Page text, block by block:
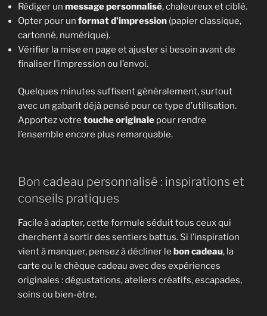
Rédiger un message personnalisé, chaleureux et ciblé.
Opter pour un format d’impression (papier classique,
cartonné, numérique).
Vérifier la mise en page et ajuster si besoin avant de
finaliser l’impression ou l’envoi.
Quelques minutes suffisent généralement, surtout
avec un gabarit déjà pensé pour ce type d’utilisation.
Apportez votre touche originale pour rendre
l’ensemble encore plus remarquable.
Bon cadeau personnalisé : inspirations et
conseils pratiques
Facile à adapter, cette formule séduit tous ceux qui
cherchent à sortir des sentiers battus. Si l’inspiration
vient à manquer, pensez à décliner le bon cadeau, la
carte ou le chèque cadeau avec des expériences
originales : dégustations, ateliers créatifs, escapades,
soins ou bien-être.